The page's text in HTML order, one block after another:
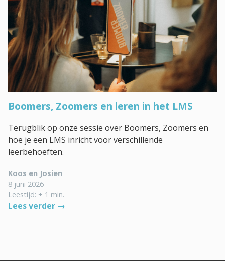
Boomers, Zoomers en leren in het LMS
Terugblik op onze sessie over Boomers, Zoomers en
hoe je een LMS inricht voor verschillende
leerbehoeften.
Koos en Josien
8 juni 2026
Leestijd: ± 1 min.
Lees verder →